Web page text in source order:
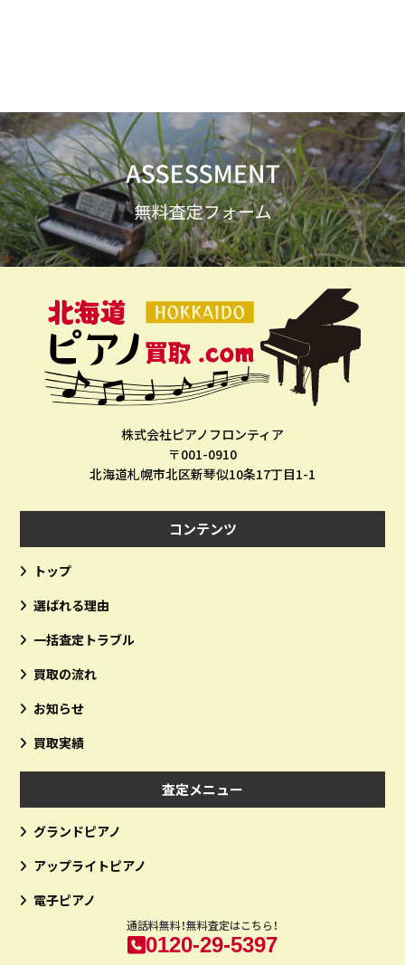
株式会社ピアノフロンティア
〒001-0910
北海道札幌市北区新琴似10条17丁目1-1
コンテンツ
トップ
選ばれる理由
一括査定トラブル
買取の流れ
お知らせ
買取実績
査定メニュー
グランドピアノ
アップライトピアノ
電子ピアノ
通話料無料！無料査定はこちら！
0120-29-5397